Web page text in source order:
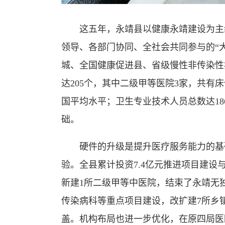
这五年，永靖县以健康永靖建设为主
领导、各部门协同、全社会共同参与的“
城、全国健康促进县、省级慢性非传染
达205个，其中二级甲等医院3家，共有
国平均水平；卫生专业技术人员总数达
础。
硬件的升级是提升医疗服务能力的基
验。全县累计投资7.4亿元推进项目建设
新建1所二级甲等中医院，结束了永靖
传染病科等重点项目建设，改扩建7所乡
盖。机构布局也进一步优化，在原四局